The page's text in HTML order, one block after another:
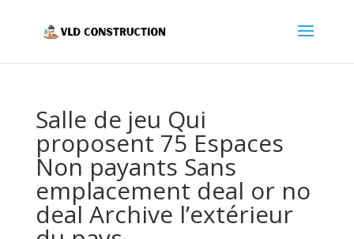
Salle de jeu Qui
proposent 75 Espaces
Non payants Sans
emplacement deal or no
deal Archive l’extérieur